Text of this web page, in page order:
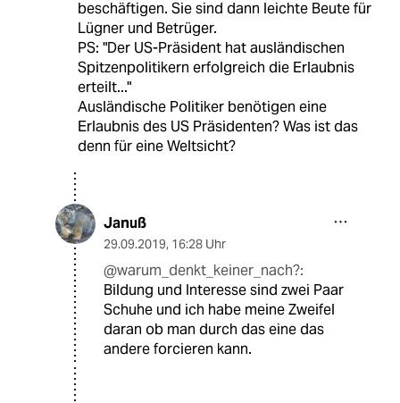
beschäftigen. Sie sind dann leichte Beute für
Lügner und Betrüger.
PS: "Der US-Präsident hat ausländischen
Spitzenpolitikern erfolgreich die Erlaubnis
erteilt..."
Ausländische Politiker benötigen eine
Erlaubnis des US Präsidenten? Was ist das
denn für eine Weltsicht?
Januß
29.09.2019, 16:28 Uhr
@warum_denkt_keiner_nach?:
Bildung und Interesse sind zwei Paar
Schuhe und ich habe meine Zweifel
daran ob man durch das eine das
andere forcieren kann.